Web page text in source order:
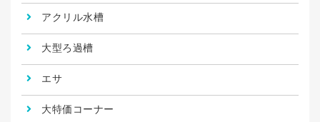
アクリル水槽
大型ろ過槽
エサ
大特価コーナー